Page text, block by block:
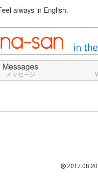
always in English.
Messages
メッセージ
2017.08.20